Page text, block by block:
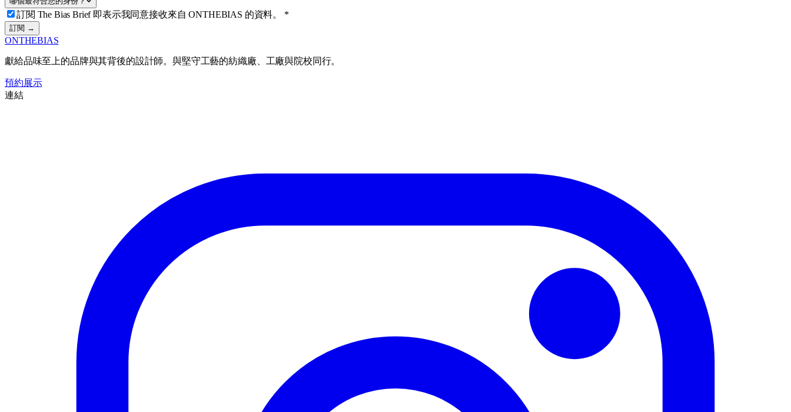
訂閱 The Bias Brief 即表示我同意接收來自 ONTHEBIAS 的資料。 *
訂閱 →
ONTHEBIAS
獻給品味至上的品牌與其背後的設計師。與堅守工藝的紡織廠、工廠與院校同行。
預約展示
連結